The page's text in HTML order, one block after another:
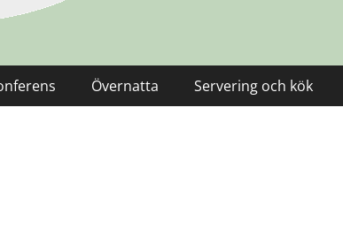
Övernatta Servering och kök